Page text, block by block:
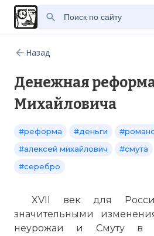
Назад
Денежная
Михайловича
#реформа #деньги
#алексей михайлович
#смута
#серебро
XVII век для
значительными
неурожаи и Смуту в